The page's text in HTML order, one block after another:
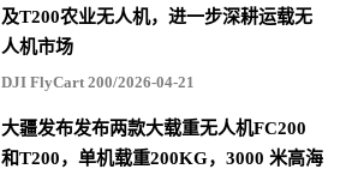
及T200农业无人机，进一步深耕运载无
人机市场
DJI FlyCart 200/2026-04-21
大疆发布发布两款大载重无人机FC200
和T200，单机载重200KG，3000 米高海